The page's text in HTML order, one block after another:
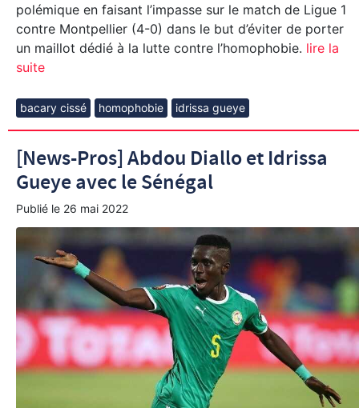
polémique en faisant l’impasse sur le match de Ligue 1
contre Montpellier (4-0) dans le but d’éviter de porter
un maillot dédié à la lutte contre l’homophobie. lire la
suite
bacary cissé homophobie idrissa gueye
[News-Pros] Abdou Diallo et Idrissa
Gueye avec le Sénégal
Publié le 26 mai 2022